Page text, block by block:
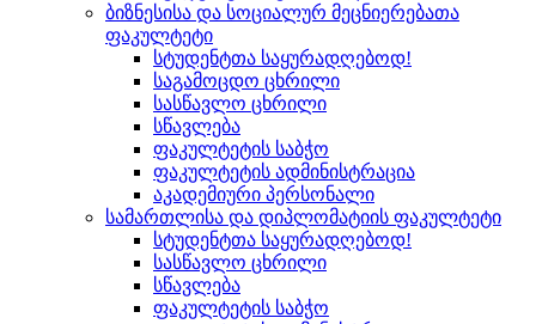
ბიზნესისა და სოციალურ მეცნიერებათა
ფაკულტეტი
სტუდენტთა საყურადღებოდ!
საგამოცდო ცხრილი
სასწავლო ცხრილი
სწავლება
ფაკულტეტის საბჭო
ფაკულტეტის ადმინისტრაცია
აკადემიური პერსონალი
სამართლისა და დიპლომატიის ფაკულტეტი
სტუდენტთა საყურადღებოდ!
სასწავლო ცხრილი
სწავლება
ფაკულტეტის საბჭო